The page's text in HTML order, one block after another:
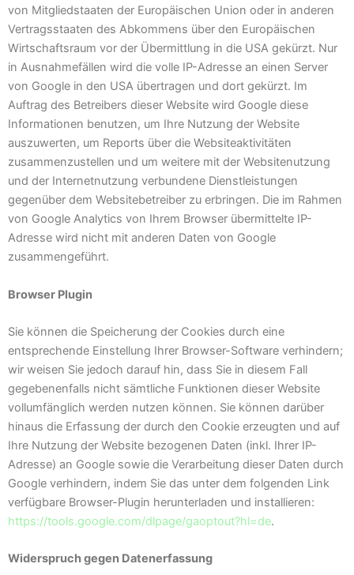
von Mitgliedstaaten der Europäischen Union oder in anderen
Vertragsstaaten des Abkommens über den Europäischen
Wirtschaftsraum vor der Übermittlung in die USA gekürzt. Nur
in Ausnahmefällen wird die volle IP-Adresse an einen Server
von Google in den USA übertragen und dort gekürzt. Im
Auftrag des Betreibers dieser Website wird Google diese
Informationen benutzen, um Ihre Nutzung der Website
auszuwerten, um Reports über die Websiteaktivitäten
zusammenzustellen und um weitere mit der Websitenutzung
und der Internetnutzung verbundene Dienstleistungen
gegenüber dem Websitebetreiber zu erbringen. Die im Rahmen
von Google Analytics von Ihrem Browser übermittelte IP-
Adresse wird nicht mit anderen Daten von Google
zusammengeführt.
Browser Plugin
Sie können die Speicherung der Cookies durch eine
entsprechende Einstellung Ihrer Browser-Software verhindern;
wir weisen Sie jedoch darauf hin, dass Sie in diesem Fall
gegebenenfalls nicht sämtliche Funktionen dieser Website
vollumfänglich werden nutzen können. Sie können darüber
hinaus die Erfassung der durch den Cookie erzeugten und auf
Ihre Nutzung der Website bezogenen Daten (inkl. Ihrer IP-
Adresse) an Google sowie die Verarbeitung dieser Daten durch
Google verhindern, indem Sie das unter dem folgenden Link
verfügbare Browser-Plugin herunterladen und installieren:
https://tools.google.com/dlpage/gaoptout?hl=de.
Widerspruch gegen Datenerfassung